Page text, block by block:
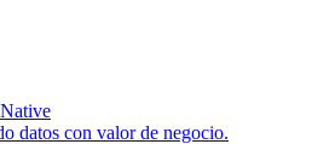
datos con valor de negocio.